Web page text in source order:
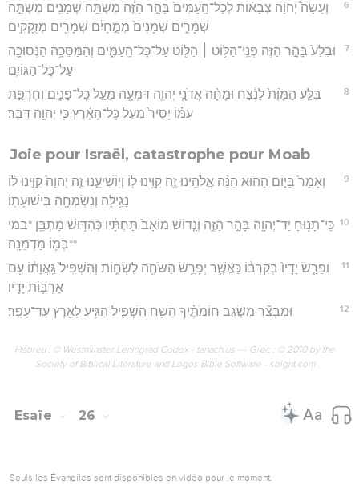
6
וְעָשָׂה֩ יְהוָ֨ה צְבָא֜וֹת לְכָל־הָֽעַמִּים֙ בָּהָ֣ר הַזֶּ֔ה מִשְׁתֵּ֥ה שְׁמָנִ֖ים מִשְׁתֵּ֣ה
שְׁמָרִ֑ים שְׁמָנִים֙ מְמֻ֣חָיִ֔ם שְׁמָרִ֖ים מְזֻקָּקִֽים׃
7
וּבִלַּע֙ בָּהָ֣ר הַזֶּ֔ה פְּנֵֽי־הַלּ֥וֹט ׀ הַלּ֖וֹט עַל־כָּל־הָֽעַמִּ֑ים וְהַמַּסֵּכָ֥ה הַנְּסוּכָ֖ה
עַל־כָּל־הַגּוֹיִֽם׃
8
בִּלַּ֤ע הַמָּ֙וֶת֙ לָנֶ֔צַח וּמָחָ֨ה אֲדֹנָ֧י יְהוִ֛ה דִּמְעָ֖ה מֵעַ֣ל כָּל־פָּנִ֑ים וְחֶרְפַּ֣ת
עַמּ֗וֹ יָסִיר֙ מֵעַ֣ל כָּל־הָאָ֔רֶץ כִּ֥י יְהוָ֖ה דִּבֵּֽר׃
Joie pour Israël, catastrophe pour Moab
9
וְאָמַר֙ בַּיּ֣וֹם הַה֔וּא הִנֵּ֨ה אֱלֹהֵ֥ינוּ זֶ֛ה קִוִּ֥ינוּ ל֖וֹ וְיֽוֹשִׁיעֵ֑נוּ זֶ֤ה יְהוָה֙ קִוִּ֣ינוּ ל֔וֹ
נָגִ֥ילָה וְנִשְׂמְחָ֖ה בִּישׁוּעָתֽוֹ׃
10 כִּֽי־תָנ֥וּחַ יַד־יְהוָ֖ה בָּהָ֣ר הַזֶּ֑ה וְנָ֤דוֹשׁ מוֹאָב֙ תַּחְתָּ֔יו כְּהִדּ֥וּשׁ מַתְבֵּ֖ן *במי
**בְּמ֥וֹ מַדְמֵנָֽה׃
11
וּפֵרַ֤שׂ יָדָיו֙ בְּקִרְבּ֔וֹ כַּאֲשֶׁ֛ר יְפָרֵ֥שׂ הַשֹּׂחֶ֖ה לִשְׂח֑וֹת וְהִשְׁפִּיל֙ גַּֽאֲוָת֔וֹ עִ֖ם
אָרְבּ֥וֹת יָדָֽיו׃
12 וּמִבְצַ֞ר מִשְׂגַּ֣ב חוֹמֹתֶ֗יךָ הֵשַׁ֥ח הִשְׁפִּ֛יל הִגִּ֥יעַ לָאָ֖רֶץ עַד־עָפָֽר׃
Hébreu : © Westminster Leningrad Codex - tanach.us --- Grec : © 2010 by the
Society of Biblical Literature and Logos Bible Software - sblgnt.com
Esaïe 26
Seuls les Évangiles sont disponibles en vidéo pour le moment.